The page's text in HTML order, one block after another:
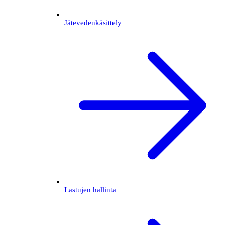
Jätevedenkäsittely
Lastujen hallinta